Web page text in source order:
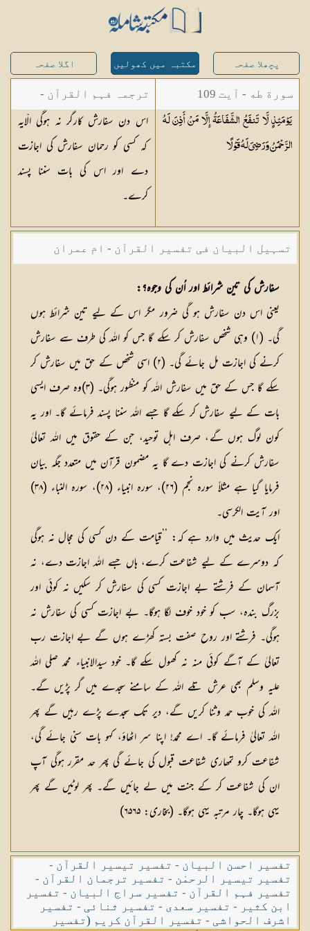
پچھلا صفحہ مکتبہ میں کھولیں اگلا صفحہ
سورة طه - آیت 109
يَوْمَئِذٍ لَّا تَنفَعُ الشَّفَاعَةُ إِلَّا مَنْ أَذِنَ لَهُ
الرَّحْمَٰنُ وَرَضِيَ لَهُقَوْلًا
ترجمہ فہم القرآن -
میاں محمد جمیل
اس دن سفارش کارگر نہ ہوگی الّایہ
کہ کسی کو رحمان سفارش کی اجازت
دے اور اس کی بات سننا پسند
کرے۔
تسہیل البیان فی تفسیر القرآن - ام عمران
شکیلہ بنت میاں فضل حسین
سفارش کی تین شرائط اور اُن کی وجوہ؟:
یعنی اس دن سفارش ہو گی ضرور مگر اس کے لیے تین شرائط ہوں
گی۔ (۱) وہی شخص سفارش کر سکے گا جس کو اللہ کی طرف سے سفارش
کرنے کی اجازت مل جائے گی۔ (۲) اسی شخص کے حق میں سفارش کر
سکے گا جس کے حق میں سفارش اللہ کو منظور ہوگی۔ (۳)وہ صرف ایسی
بات کے لیے سفارش کر سکے گا جسے اللہ سننا پسند فرمائے گا۔ اور یہ
کون لوگ ہوں گے، صرف اہل توحید، جن کے حقوق میں اللہ تعالیٰ
سفارش کرنے کی اجازت دے گا یہ مضمون قرآن میں متعدد جگہ بیان
فرمایا گیا ہے مثلاً سورہ نجم (۲۶)، سورہ انبیاء (۲۸)، سورہ النباء (۳۸)
اور آیت الکرسی۔
ایک حدیث میں وارد ہے کہ: ’’قیامت کے دن کسی کی مجال نہ ہوگی
کہ دوسرے کے لیے شفاعت کرے، ہاں جسے اللہ اجازت دے، نہ
آسمان کے فرشتے بے اجازت کسی کی سفارش کر سکیں نہ کوئی اور
بزرگ بندہ، سب کو خود خوف لگا ہوگا۔ بے اجازت کسی کی سفارش نہ
ہوگی۔ فرشتے اور روح صفت بستہ کھڑے ہوں گے بے اجازت رب
تعالیٰ کے آگے کوئی منہ نہ کھول سکے گا۔ خود سیدالانبیاء محمد صلی اللہ
علیہ وسلم بھی عرش تلے اللہ کے سامنے سجدے میں گر پڑیں گے۔
اللہ کی خوب حمد وثنا کریں گے، دیر تک سجدے پڑے رہیں گے پھر
اللہ تعالیٰ فرمائے گا۔ اے محمد! اپنا سر اٹھاؤ، کہو بات سنی جائے گی،
شفاعت کرو تمھاری شفاعت قبول کی جائے گی پھر حد مقرر ہوگی آپ
ان کی شفاعت کر کے جنت میں لے جائیں گے۔ پھر لوٹیں گے پھر
یہی ہوگا۔ چار مرتبہ یہی ہوگا۔ (بخاری: ۶۵۶۵)
تفسیر احسن البیان - تفسیر تیسیر القرآن -
تفسیر تیسیر الرحمٰن - تفسیر ترجمان القرآن -
تفسیر فہم القرآن - تفسیر سراج البیان - تفسیر
ابن کثیر - تفسیر سعدی - تفسیر ثنائی - تفسیر
اشرف الحواشی - تفسیر القرآن کریم (تفسیر